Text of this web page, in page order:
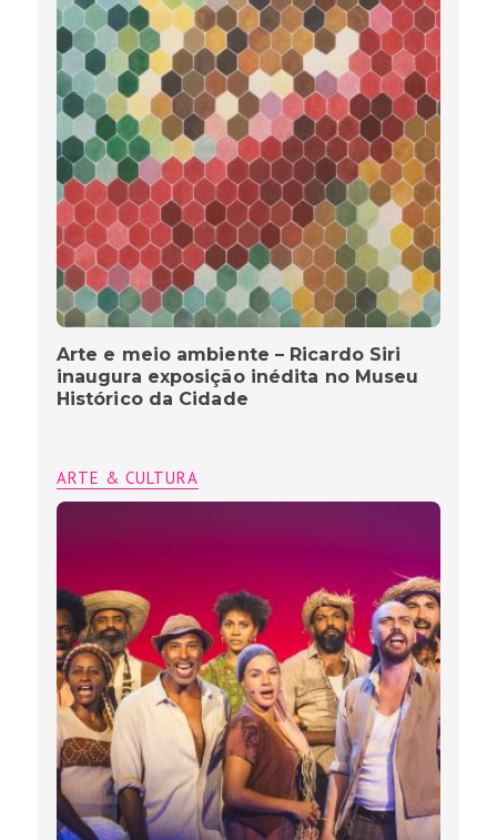
Arte e meio ambiente – Ricardo Siri
inaugura exposição inédita no Museu
Histórico da Cidade
ARTE & CULTURA